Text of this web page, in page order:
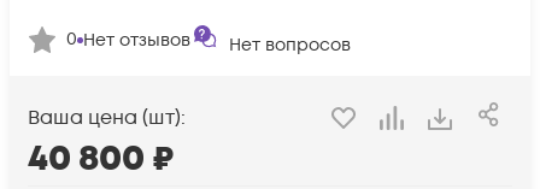
0 Нет отзывов Нет вопросов
Ваша цена (шт):
40 800 ₽